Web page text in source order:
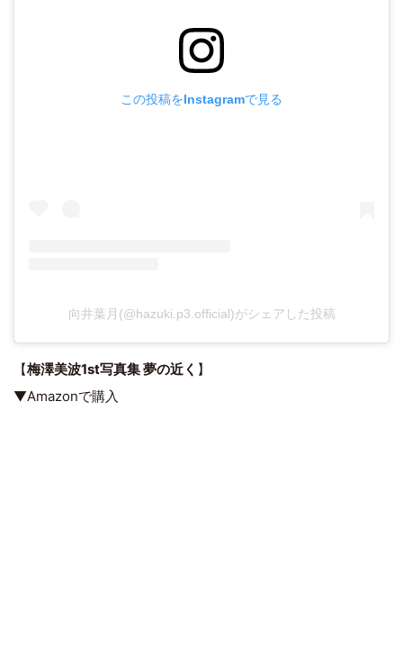
この投稿をInstagramで見る
向井葉月(@hazuki.p3.official)がシェアした投稿
【梅澤美波1st写真集 夢の近く 】
▼Amazonで購入